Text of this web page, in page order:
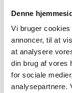
Denne
Vi bruger
annoncer, til at
at analysere
din brug af vores
for sociale
analysepartnere.
Estatewine,
affjordmedia|
Vores